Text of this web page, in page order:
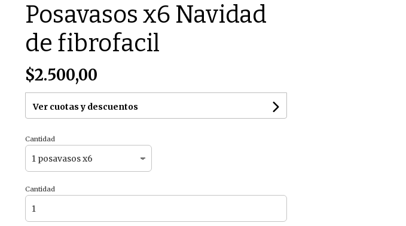
Posavasos x6 Navidad
de fibrofacil
$2.500,00
Ver cuotas y descuentos
Cantidad
Cantidad